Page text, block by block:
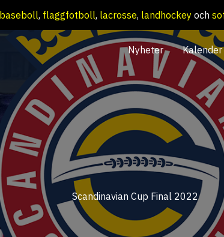
baseboll, flaggfotboll, lacrosse, landhockey och
Nyheter Kalender
Scandinavian Cup Final 2022